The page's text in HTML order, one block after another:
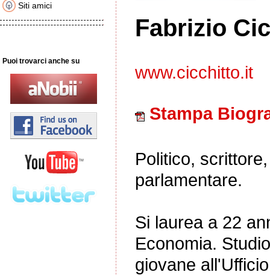
Siti amici
Puoi trovarci anche su
Fabrizio
www.cicchitto.it
Stampa
Politico,
parlamentare.
Si laurea a 22
Economia.
giovane